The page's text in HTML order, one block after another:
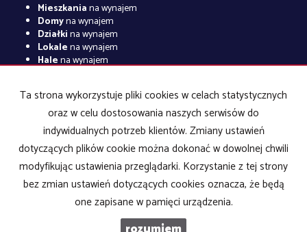
Mieszkaniana wynajem
Domyna wynajem
Działkina wynajem
Lokalena wynajem
Halena wynajem
Mieszkaniana sprzedaż
Domyna sprzedaż
Działki
na sprzedaż
Lokalena sprzedaż
Halena sprzedaż
Obiektyna sprzedaż
Biuro Nieruchomości POLHOUSE 2026
Ta strona wykorzystuje pliki cookies w celach statystycznych
oraz w celu dostosowania naszych serwisów do
indywidualnych potrzeb klientów. Zmiany ustawień
dotyczących plików cookie można dokonać w dowolnej chwili
modyfikując ustawienia przeglądarki. Korzystanie z tej strony
bez zmian ustawień dotyczących cookies oznacza, że będą
one zapisane w pamięci urządzenia.